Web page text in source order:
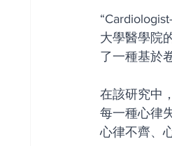
大學醫學院
了一種基於
在該研究中
每一種心律
心律不齊、